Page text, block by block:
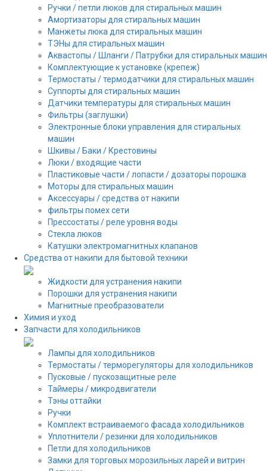
Ручки / петли люков для стиральных машин
Амортизаторы для стиральных машин
Манжеты люка для стиральных машин
ТЭНы для стиральных машин
Аквастопы / Шланги / Патрубки для стиральных машин
Комплектующие к установке (крепеж)
Термостаты / термодатчики для стиральных машин
Суппорты для стиральных машин
Датчики температуры для стиральных машин
Фильтры (заглушки)
Электронные блоки управления для стиральных
машин
Шкивы / Баки / Крестовины
Люки / входящие части
Пластиковые части / лопасти / дозаторы порошка
Моторы для стиральных машин
Аксессуары / средства от накипи
фильтры помех сети
Прессостаты / реле уровня воды
Стекла люков
Катушки электромагнитных клапанов
Средства от накипи для бытовой техники
Жидкости для устранения накипи
Порошки для устранения накипи
Магнитные преобразователи
Химия и уход
Запчасти для холодильников
Лампы для холодильников
Термостаты / терморегуляторы для холодильников
Пусковые / пускозащитные реле
Таймеры / микродвигатели
Тэны оттайки
Ручки
Комплект встраиваемого фасада холодильников
Уплотнители / резинки для холодильников
Петли для холодильников
Замки для торговых морозильных ларей и витрин